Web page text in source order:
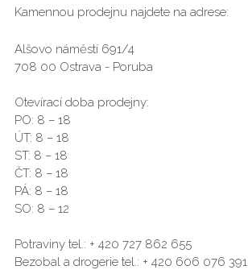
Kamennou prodejnu najdete na adrese:
Alšovo náměstí 691/4
708 00 Ostrava - Poruba
Otevírací doba prodejny:
PO: 8 – 18
ÚT: 8 – 18
ST: 8 – 18
ČT: 8 – 18
PÁ: 8 – 18
SO: 8 – 12
Potraviny tel.: + 420 727 862 655
Bezobal a drogerie tel.: + 420 606 076 391